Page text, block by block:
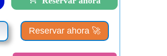
Reservar ahora 🚀